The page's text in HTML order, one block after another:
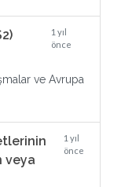
1 yıl
önce
ve Avrupa
veya
1 yıl
önce